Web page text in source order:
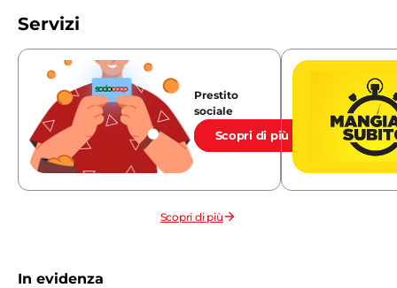
Servizi
Prestito
sociale
Scopri di più
Scopri di più
In evidenza